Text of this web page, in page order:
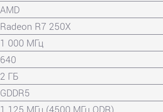
AMD
Radeon R7 250X
1 000 МГц
640
2 ГБ
GDDR5
1 125 МГц (4500 МГц QDR)